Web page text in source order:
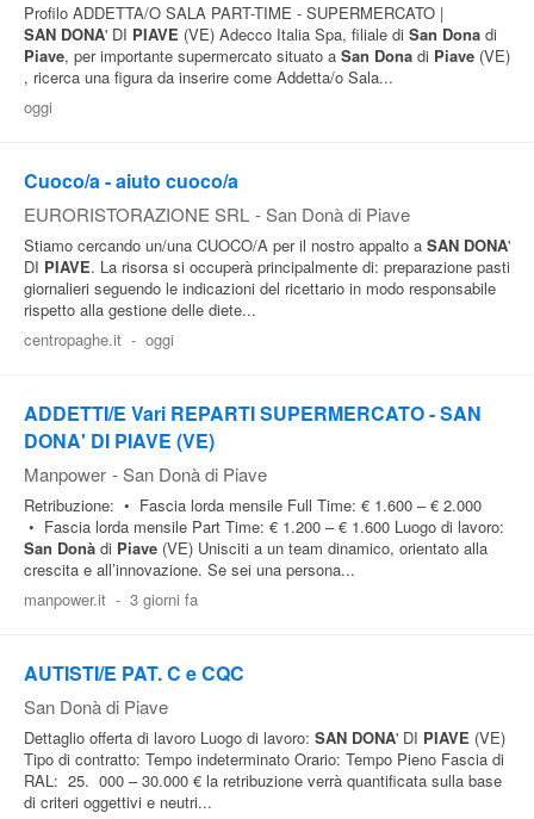
Blog
Offerte
Area
Aziende
Profilo ADDETTA/O SALA PART-TIME - SUPERMERCATO |
SAN DONA' DI PIAVE (VE) Adecco Italia Spa, filiale di San Dona di
Piave, per importante supermercato situato a San Dona di Piave (VE)
, ricerca una figura da inserire come Addetta/o Sala...
oggi
Cuoco/a - aiuto cuoco/a
EURORISTORAZIONE SRL - San Donà di Piave
Stiamo cercando un/una CUOCO/A per il nostro appalto a SAN DONA'
DI PIAVE. La risorsa si occuperà principalmente di: preparazione pasti
giornalieri seguendo le indicazioni del ricettario in modo responsabile
rispetto alla gestione delle diete...
centropaghe.it - oggi
ADDETTI/E Vari REPARTI SUPERMERCATO - SAN
DONA' DI PIAVE (VE)
Manpower - San Donà di Piave
Retribuzione: • Fascia lorda mensile Full Time: € 1.600 – € 2.000
• Fascia lorda mensile Part Time: € 1.200 – € 1.600 Luogo di lavoro:
San Donà di Piave (VE) Unisciti a un team dinamico, orientato alla
crescita e all’innovazione. Se sei una persona...
manpower.it - 3 giorni fa
AUTISTI/E PAT. C e CQC
San Donà di Piave
Dettaglio offerta di lavoro Luogo di lavoro: SAN DONA' DI PIAVE (VE)
Tipo di contratto: Tempo indeterminato Orario: Tempo Pieno Fascia di
RAL: 25. 000 – 30.000 € la retribuzione verrà quantificata sulla base
di criteri oggettivi e neutri...